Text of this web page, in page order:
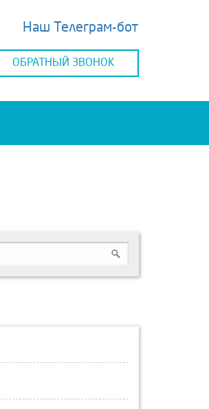
Наш Телеграм-бот
ОБРАТНЫЙ ЗВОНОК